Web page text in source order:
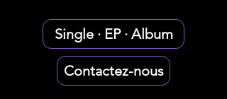
Single · EP · Album
Contactez-nous